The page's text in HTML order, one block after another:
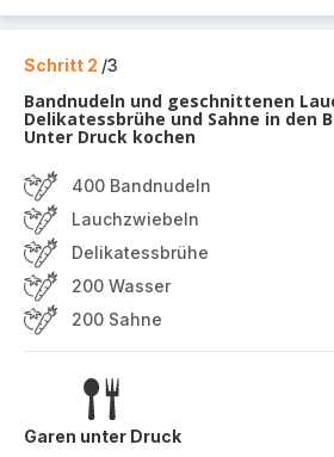
Schritt 2 /3
Bandnudeln und geschnittenen
Delikatessbrühe und Sahne in den
Unter Druck kochen
400 Bandnudeln
Lauchzwiebeln
Delikatessbrühe
200 Wasser
200 Sahne
Garen unter Druck